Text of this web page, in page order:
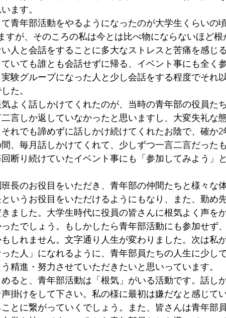
ます。
青年部活動をやるようになったのが大学生くらいの
すが、そのころの私は今とは比べ物にならないほど
人と会話をすることに多大なストレスと苦痛を感じ
いても誰とも会話せずに帰る、イベント事にも全く参
験グループになった人と少し会話をする程度でそれ
た。
よく話しかけてくれたのが、当時の青年部の役員た
言しか返していなかったと思いますし、大変失礼な
れでも諦めずに話しかけ続けてくれたお陰で、確か2
、毎月話しかけてくれて、少しずつ一言二言だった
断り続けていたイベント事にも「参加してみよう」
長のお役目をいただき、青年部の仲間たちと様々な
いうお役目をいただけるようにもなり、また、勤め
ました。大学生時代に役員の皆さんに根気よく声を
たでしょう。もしかしたら青年部活動にも参加せず
しれません。文字通り人生が変わりました。次は私
た人」になれるように、青年部員たちの人生に少し
精進・努力させていただきたいと思いっています。
ると、青年部活動は「根気」がいる活動です。話し
掛けをして下さい。私の様に最初は嫌だなと感じてい
とに繋がっていくでしょう。また、皆さんは青年部